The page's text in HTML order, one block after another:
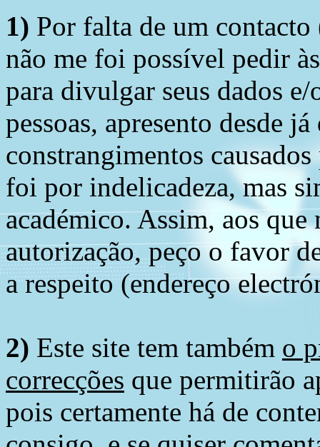
1) Por falta de um
não me foi possível pedir
para divulgar seus dados
pessoas, apresento desde
constrangimentos
foi por indelicadeza, mas
académico. Assim, aos
autorização, peço o favor
a respeito (endereço
2) Este site tem também o
correcções que permitirão
pois certamente há de